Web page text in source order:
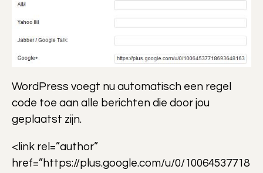
WordPress voegt nu automatisch een regel
code toe aan alle berichten die door jou
geplaatst zijn.
<link rel=”author”
href=”https://plus.google.com/u/0/10064537718